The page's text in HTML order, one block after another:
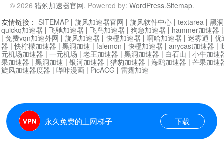
© 2026 猎豹加速器官网. Powered by: WordPress.Sitemap.
永久免费的上网梯子 下载
友情链接： SITEMAP | 旋风加速器官网 | 旋风软件中心 | textarea | 黑
quickq加速器 | 飞驰加速器 | 飞鸟加速器 | 狗急加速器 | hammer加速器
| 免费vqn加速外网 | 旋风加速器 |快橙加速器 | 啊哈加速器 | 迷雾通 | 优
器 |快柠檬加速器 | 黑洞加速 | falemon |快橙加速器 | anycast加速器 |
元机场加速器 | 一元机场 | 老王加速器 | 黑洞加速器 | 白石山 | 小牛加速
果加速器 | 黑洞加速 | 银河加速器 | 猎豹加速器 | 海鸥加速器 | 芒果加速
旋风加速器度器 | 哔咔漫画 | PicACG | 雷霆加速